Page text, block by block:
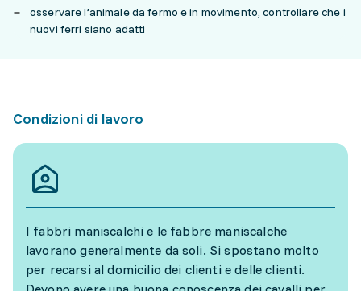
osservare l’animale da fermo e in movimento, controllare che i
nuovi ferri siano adatti
Condizioni di lavoro
I fabbri maniscalchi e le fabbre maniscalche
lavorano generalmente da soli. Si spostano molto
per recarsi al domicilio dei clienti e delle clienti.